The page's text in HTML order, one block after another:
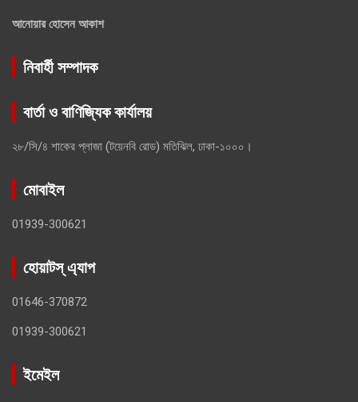
আনোয়ার হোসেন আকাশ
নিবার্হী সম্পাদক
বার্তা ও বাণিজ্যিক কার্যালয়
২৮/সি/৪ শাকের প্লাজা (টয়েনবি রোড) মতিঝিল, ঢাকা-১০০০।
মোবাইল
01939-300621
হোয়াটস্ এ্যাপ
01646-370872
01939-300621
ইমেইল